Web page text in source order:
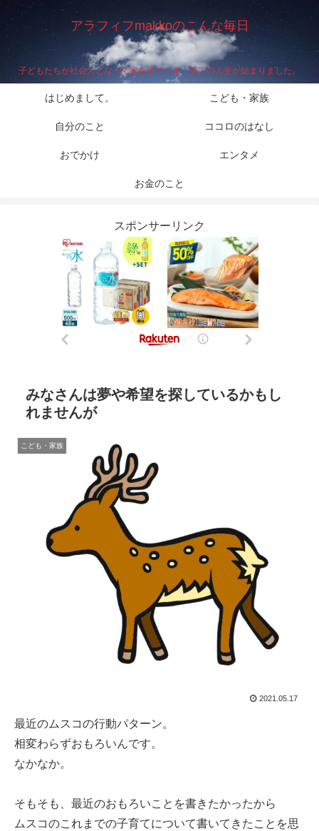
アラフィフmakkoのこんな毎日
子どもたちが社会人となって家を出ていき、第二の人生が始まりました。
はじめまして。 こども・家族
自分のこと ココロのはなし
おでかけ エンタメ
お金のこと
スポンサーリンク
みなさんは夢や希望を探しているかもし
れませんが
こども・家族
2021.05.17
最近のムスコの行動パターン。
相変わらずおもろいんです。
なかなか。
そもそも、最近のおもろいことを書きたかったから
ムスコのこれまでの子育てについて書いてきたことを思